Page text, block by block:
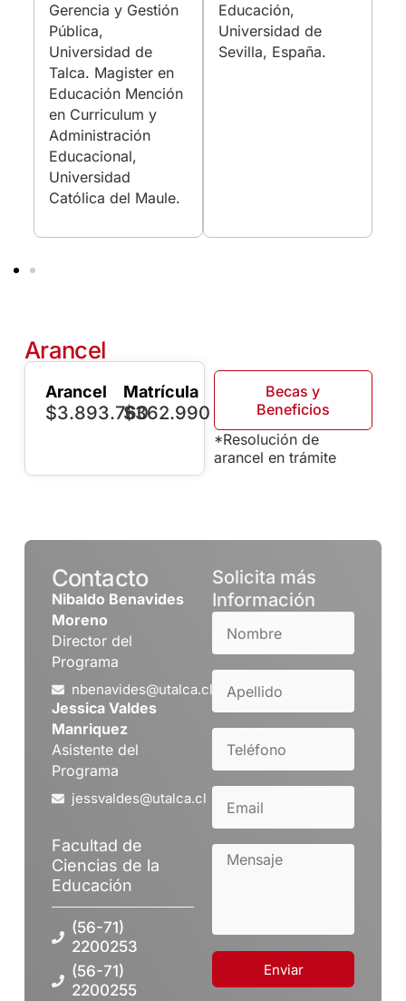
Gerencia y Gestión
Pública,
Universidad de
Talca. Magister en
Educación Mención
en Curriculum y
Administración
Educacional,
Universidad
Católica del Maule.
Educación,
Universidad de
Sevilla, España.
Arancel
Arancel
$3.893.760
Matrícula
$362.990
Becas y
Beneficios
*Resolución de
arancel en trámite
Contacto
Nibaldo Benavides
Moreno
Director del
Programa
nbenavides@utalca.cl
Jessica Valdes
Manriquez
Asistente del
Programa
jessvaldes@utalca.cl
Facultad de
Ciencias de la
Educación
(56-71)
2200253
(56-71)
2200255
Solicita más
Información
Enviar